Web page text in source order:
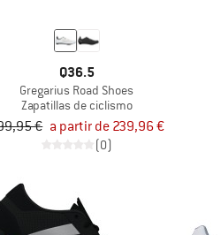
Q36.5
Gregarius Road Shoes
Zapatillas de ciclismo
€ a partir de 239,96 €
(0)